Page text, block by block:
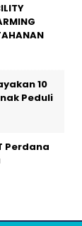
10
Peduli
Perdana